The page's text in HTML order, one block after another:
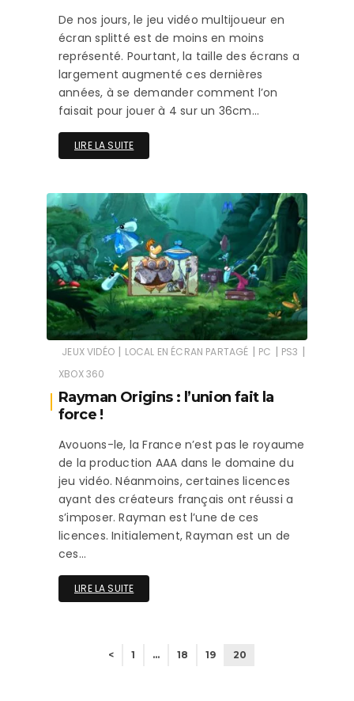
De nos jours, le jeu vidéo multijoueur en
écran splitté est de moins en moins
représenté. Pourtant, la taille des écrans a
largement augmenté ces dernières
années, à se demander comment l’on
faisait pour jouer à 4 sur un 36cm…
LIRE LA SUITE
JEUX VIDÉO | LOCAL EN ÉCRAN PARTAGÉ | PC | PS3 |
XBOX 360
Rayman Origins : l’union fait la
force !
Avouons-le, la France n’est pas le royaume
de la production AAA dans le domaine du
jeu vidéo. Néanmoins, certaines licences
ayant des créateurs français ont réussi a
s’imposer. Rayman est l’une de ces
licences. Initialement, Rayman est un de
ces…
LIRE LA SUITE
< 1 … 18 19 20